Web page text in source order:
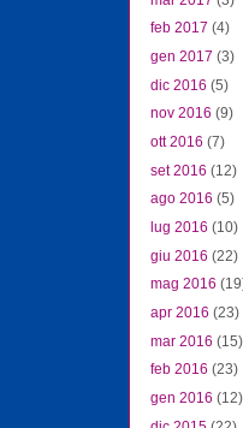
feb 2017 (4)
gen 2017 (3)
dic 2016 (5)
nov 2016 (9)
ott 2016 (7)
set 2016 (12)
ago 2016 (5)
lug 2016 (10)
giu 2016 (22)
mag 2016
apr 2016 (23)
mar 2016 (15)
feb 2016 (23)
gen 2016 (12)